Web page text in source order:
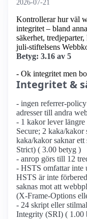
2026-07-21
Kontrollerar hur väl
integritet – bland
säkerhet,
juli-stiftelsens
Betyg: 3.16 av 5
- Ok integritet men
Integritet &
- ingen referrer-
adresser till andra
- 1 kakor lever längre
Secure; 2 kaka/
kaka/kakor saknar
Strict) ( 3.00 betyg )
- anrop görs till 12
- HSTS omfattar inte
HSTS är inte
saknas mot att
(X-Frame-Options
- 24 skript eller
Integrity (SRI) ( 1.00